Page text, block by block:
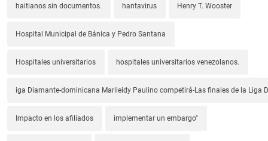
haitianos sin documentos. hantavirus Henry T. Wooster
Hospital Municipal de Bánica y Pedro Santana
Hospitales universitarios hospitales universitarios venezolanos.
iga Diamante-dominicana Marileidy Paulino competirá-Las finales de la Liga
Impacto en los afiliados implementar un embargo"